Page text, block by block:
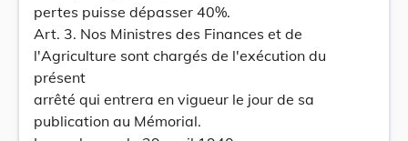
pertes puisse dépasser 40%.
Art. 3. Nos Ministres des Finances et de
l'Agriculture sont chargés de l'exécution du
présent
arrêté qui entrera en vigueur le jour de sa
publication au Mémorial.